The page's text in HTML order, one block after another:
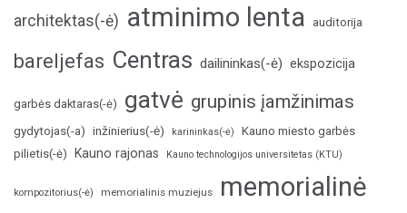
architektas(-ė) atminimo lenta auditorija
bareljefas Centras dailininkas(-ė) ekspozicija
garbės daktaras(-ė) gatvė grupinis įamžinimas
gydytojas(-a) inžinierius(-ė) karininkas(-ė)
Kauno miesto garbės
pilietis(-ė)
Kauno rajonas Kauno technologijos universitetas (KTU)
kompozitorius(-ė) memorialinis muziejus
memorialinė